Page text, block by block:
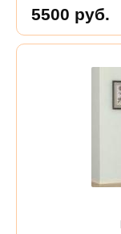
5500 руб.